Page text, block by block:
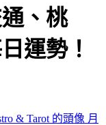
、桃
運勢！
月